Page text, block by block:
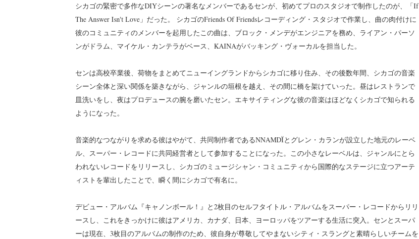
シカゴの緊密で多作なDIYシーンの著名なメンバーであるセンが、初めてプロのスタジオで制作したのが、「If
The Answer Isn't Love」だった。 シカゴのFriends Of Friendsレコーディング・スタジオで作業し、曲の肉付けに
彼のコミュニティのメンバーを起用したこの曲は、ブロック・メンデがエンジニアを務め、ライアン・パーソ
ンがドラム、マイケル・カンテラがベース、KAINAがバッキング・ヴォーカルを担当した。
センは高校卒業後、荷物をまとめてニューイングランドからシカゴに移り住み、その後数年間、シカゴの音楽
シーン全体と深い関係を築きながら、ジャンルの垣根を越え、その間に橋を架けていった。昼はレストランで
皿洗いをし、夜はプロデュースの腕を磨いたセン。エキサイティングな彼の音楽はほどなくシカゴで知られる
ようになった。
音楽的なつながりを求める彼はやがて、共同制作者であるNNAMDÏとグレン・カランが設立した地元のレーベ
ル、スーパー・レコードに共同経営者として参加することになった。この小さなレーベルは、ジャンルにとら
われないレコードをリリースし、シカゴのミュージシャン・コミュニティから国際的なステージに立つアーテ
ィストを輩出したことで、瞬く間にシカゴで有名に。
デビュー・アルバム『キャノンボール！』と2枚目のセルフタイトル・アルバムをスーパー・レコードからリリ
ースし、これをきっかけに彼はアメリカ、カナダ、日本、ヨーロッパをツアーする生活に突入。センとスーパ
ーは現在、3枚目のアルバムの制作のため、彼自身が尊敬してやまないシティ・スラングと素晴らしいチームを